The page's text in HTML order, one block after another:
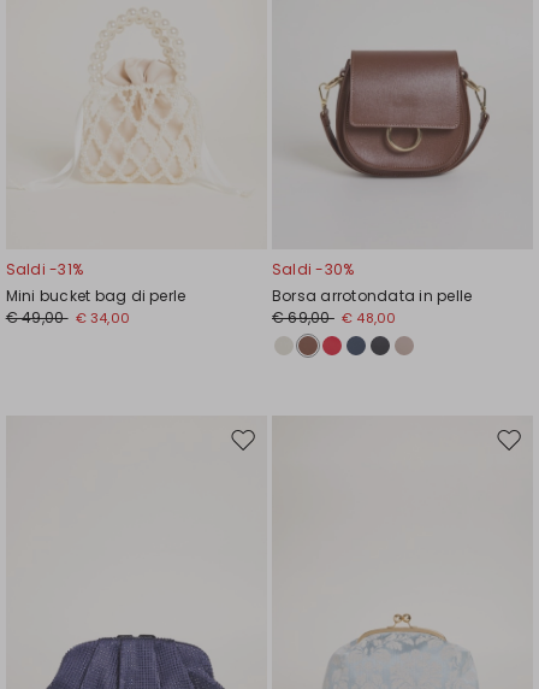
Saldi -31%
Mini bucket bag di perle
€ 49,00 € 34,00
Saldi -30%
Borsa arrotondata in pelle
€ 69,00 € 48,00
Sposta